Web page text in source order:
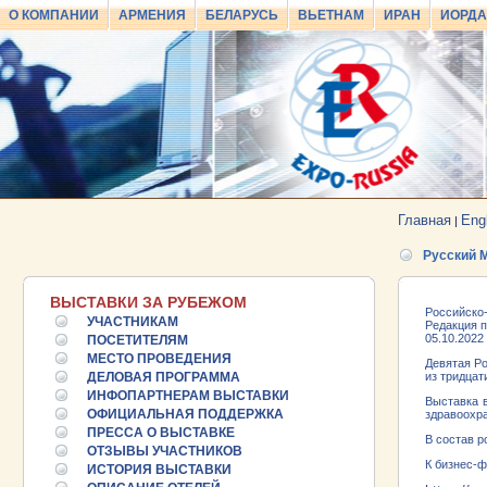
О КОМПАНИИ АРМЕНИЯ БЕЛАРУСЬ ВЬЕТНАМ ИРАН
Главная |
ВЫСТАВКИ ЗА РУБЕЖОМ
УЧАСТНИКАМ
ПОСЕТИТЕЛЯМ
МЕСТО ПРОВЕДЕНИЯ
ДЕЛОВАЯ ПРОГРАММА
ИНФОПАРТНЕРАМ ВЫСТАВКИ
ОФИЦИАЛЬНАЯ ПОДДЕРЖКА
ПРЕССА О ВЫСТАВКЕ
ОТЗЫВЫ УЧАСТНИКОВ
ИСТОРИЯ ВЫСТАВКИ
25.06.2026 ::Пост-релиз
25.06.2026 ::Деловая программа EXPO EURASIA
Русский
Редакция
05.10.2022
Девятая
из
Выставка
В состав
К бизнес-